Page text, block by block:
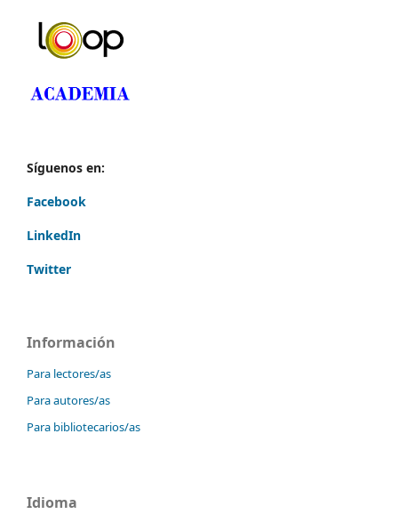
Síguenos en:
Facebook
LinkedIn
Twitter
Información
Para lectores/as
Para autores/as
Para bibliotecarios/as
Idioma